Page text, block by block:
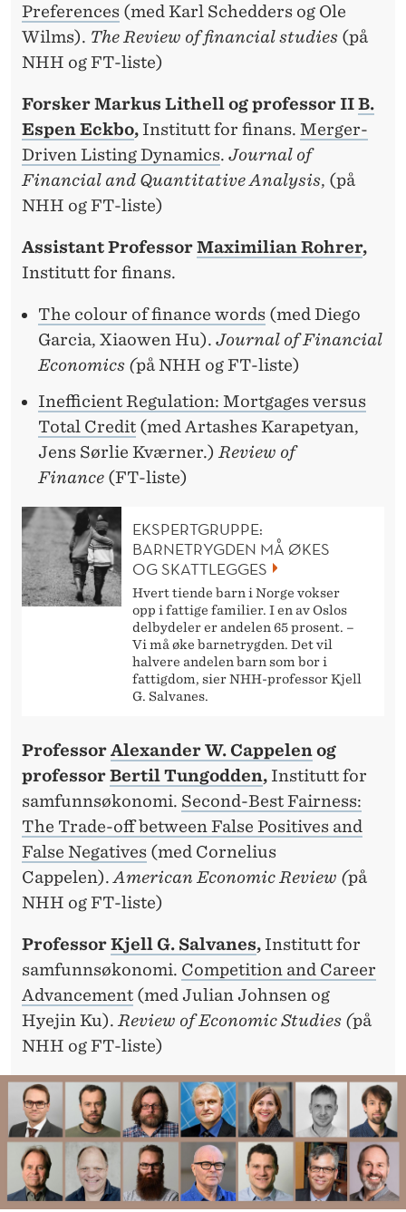
Preferences (med Karl Schedders og Ole
Wilms). The Review of financial studies (på
NHH og FT-liste)
Forsker Markus Lithell og professor IIB.
Espen Eckbo, Institutt for finans. Merger-
Driven Listing Dynamics. Journal of
Financial and Quantitative Analysis, (på
NHH og FT-liste)
Assistant ProfessorMaximilian Rohrer,
Institutt for finans.
The colour of finance words (med Diego
Garcia, Xiaowen Hu). Journal of Financial
Economics (på NHH og FT-liste)
Inefficient Regulation: Mortgages versus
Total Credit (med Artashes Karapetyan,
Jens Sørlie Kværner.) Review of
Finance (FT-liste)
EKSPERTGRUPPE:
BARNETRYGDEN MÅ ØKES
OG SKATTLEGGES
Hvert tiende barn i Norge vokser
opp i fattige familier. I en av Oslos
delbydeler er andelen 65 prosent. –
Vi må øke barnetrygden. Det vil
halvere andelen barn som bor i
fattigdom, sier NHH-professor Kjell
G. Salvanes.
ProfessorAlexander W. Cappelenog
professorBertil Tungodden, Institutt for
samfunnsøkonomi. Second-Best Fairness:
The Trade-off between False Positives and
False Negatives (med Cornelius
Cappelen). American Economic Review (på
NHH og FT-liste)
ProfessorKjell G. Salvanes, Institutt for
samfunnsøkonomi. Competition and Career
Advancement (med Julian Johnsen og
Hyejin Ku). Review of Economic Studies (på
NHH og FT-liste)